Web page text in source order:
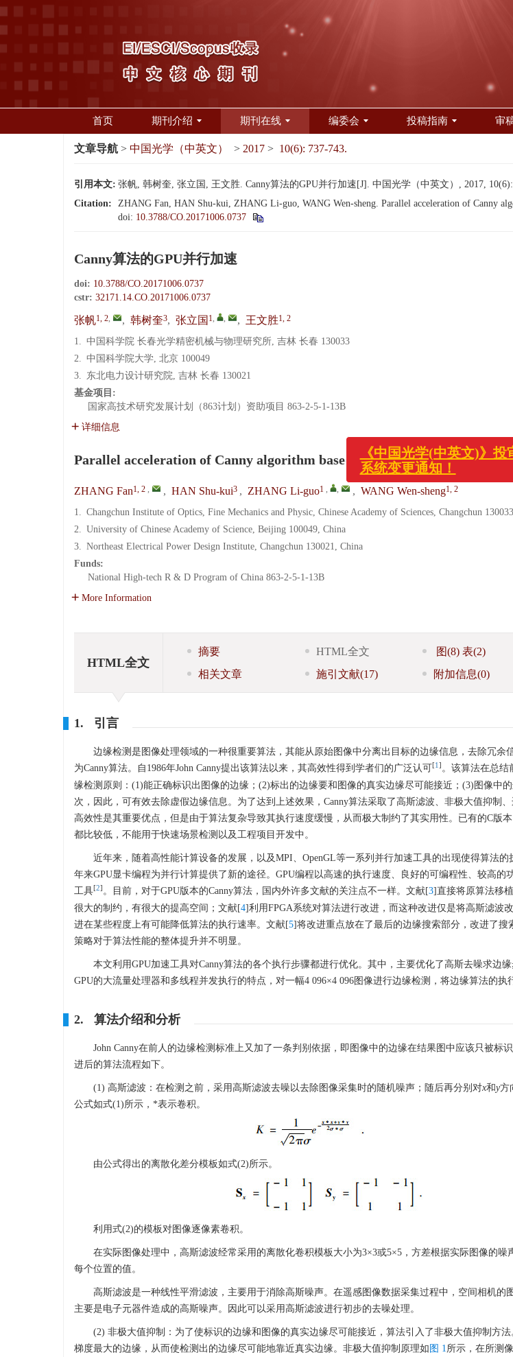
首页 期刊介绍 期刊在线 编委会 投稿指南 审
文章导航 > 中国光学（中英文） > 2017 > 10(6): 737-743.
引用本文: 张帆, 韩树奎, 张立国, 王文胜. Canny算法的GPU并行加速[J]. 中国光学（中英文）, 2017, 10(6):
Citation:
ZHANG Fan, HAN Shu-kui, ZHANG Li-guo, WANG Wen-sheng. Parallel acceleration of Canny
doi: 10.3788/CO.20171006.0737
Canny算法的GPU并行加速
doi: 10.3788/CO.20171006.0737
cstr: 32171.14.CO.20171006.0737
张帆1, 2, , 韩树奎3, 张立国 1, , , 王文胜1, 2
1. 中国科学院 长春光学精密机械与物理研究所, 吉林 长春 130033
2. 中国科学院大学, 北京 100049
3. 东北电力设计研究院, 吉林 长春 130021
基金项目:
国家高技术研究发展计划（863计划）资助项目 863-2-5-1-13B
详细信息
Parallel acceleration of Canny algorithm based on GPU
ZHANG Fan1, 2 , , HAN Shu-kui3 , ZHANG Li-guo1 , , , WANG Wen-sheng1, 2
1. Changchun Institute of Optics, Fine Mechanics and Physic, Chinese Academy of Sciences, Changchun
2. University of Chinese Academy of Science, Beijing 100049, China
3. Northeast Electrical Power Design Institute, Changchun 130021, China
Funds:
National High-tech R & D Program of China 863-2-5-1-13B
More Information
HTML全文
摘要 HTML全文 图(8) 表(2)
相关文章
施引文献(17) 附加信息(0)
1. 引言
边缘检测是图像处理领域的一种很重要算法，其能从原始图像中分离出目标的边缘信息，去除冗余
为Canny算法。自1986年John Canny提出该算法以来，其高效性得到学者们的广泛认可[1 ] 。该算法在总结
缘检测原则：(1)能正确标识出图像的边缘；(2)标出的边缘要和图像的真实边缘尽可能接近；(3)图像中
次，因此，可有效去除虚假边缘信息。为了达到上述效果，Canny算法采取了高斯滤波、非极大值抑制
高效性是其重要优点，但是由于算法复杂导致其执行速度缓慢，从而极大制约了其实用性。已有的C版
都比较低，不能用于快速场景检测以及工程项目开发中。
近年来，随着高性能计算设备的发展，以及MPI、OpenGL等一系列并行加速工具的出现使得算法
年来GPU显卡编程为并行计算提供了新的途径。GPU编程以高速的执行速度、良好的可编程性、较高的
工具[2] 。目前，对于GPU版本的Canny算法，国内外许多文献的关注点不一样。文献[3]直接将原算法移
很大的制约，有很大的提高空间；文献[4]利用FPGA系统对算法进行改进，而这种改进仅是将高斯滤波
进在某些程度上有可能降低算法的执行速率。文献[5]将改进重点放在了最后的边缘搜索部分，改进了搜
策略对于算法性能的整体提升并不明显。
本文利用GPU加速工具对Canny算法的各个执行步骤都进行优化。其中，主要优化了高斯去噪求边
GPU的大流量处理器和多线程并发执行的特点，对一幅4 096×4 096图像进行边缘检测，将边缘算法的执
2. 算法介绍和分析
John Canny在前人的边缘检测标准上又加了一条判别依据，即图像中的边缘在结果图中应该只被标
进后的算法流程如下。
(1) 高斯滤波：在检测之前，采用高斯滤波去噪以去除图像采集时的随机噪声；随后再分别对x和y方
公式如式(1)所示，*表示卷积。
由公式得出的离散化差分模板如式(2)所示。
利用式(2)的模板对图像逐像素卷积。
在实际图像处理中，高斯滤波经常采用的离散化卷积模板大小为3×3或5×5，方差根据实际图像的噪
每个位置的值。
高斯滤波是一种线性平滑滤波，主要用于消除高斯噪声。在遥感图像数据采集过程中，空间相机的
主要是电子元器件造成的高斯噪声。因此可以采用高斯滤波进行初步的去噪处理。
(2) 非极大值抑制：为了使标识的边缘和图像的真实边缘尽可能接近，算法引入了非极大值抑制方
梯度最大的边缘，从而使检测出的边缘尽可能地靠近真实边缘。非极大值抑制原理如 图 1所示，在所测